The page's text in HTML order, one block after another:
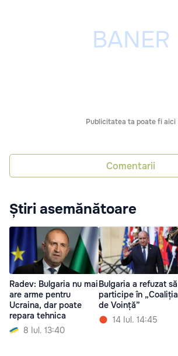
Publicitatea ta poate fi aici
Comentarii
Știri asemănătoare
Radev: Bulgaria nu mai
are arme pentru
Ucraina, dar poate
repara tehnica
8 Iul. 13:40
Bulgaria a refuzat să
participe în „Coaliția
de Voință”
14 Iul. 14:45